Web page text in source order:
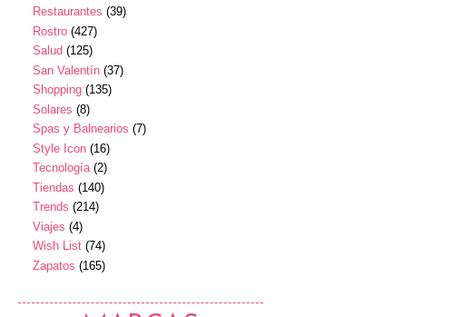
Restaurantes (39)
Rostro (427)
Salud (125)
San Valentín (37)
Shopping (135)
Solares (8)
Spas y Balnearios (7)
Style Icon (16)
Tecnología (2)
Tiendas (140)
Trends (214)
Viajes (4)
Wish List (74)
Zapatos (165)